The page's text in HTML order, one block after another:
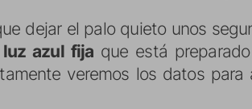
dejar el palo quieto unos
luz azul fija que está
veremos los datos para